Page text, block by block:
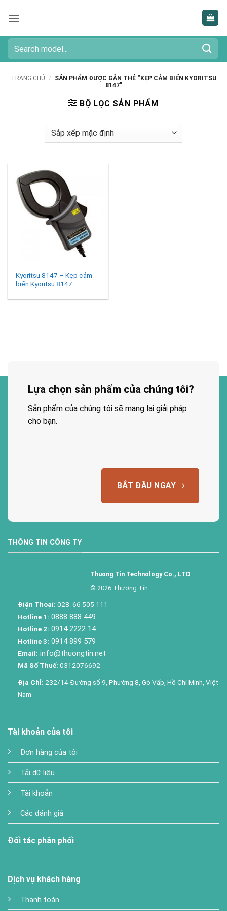
qua
dung
Tìm
kiếm:
TRANG CHỦ /
SẢN PHẨM ĐƯỢC GẮN THẺ “KẸP CẢM BIẾN KYORITSU
8147”
BỘ LỌC SẢN PHẨM
Kyoritsu 8147 – Kẹp cảm
biến Kyoritsu 8147
Lựa chọn sản phẩm của chúng tôi?
Sản phẩm của chúng tôi sẽ mang lại giải pháp
cho bạn.
BẮT ĐẦU NGAY
THÔNG TIN CÔNG TY
Thuong Tin Technology Co., LTD
© 2026 Thương Tín
Điện Thoại: 028. 66 505 111
Hotline 1: 0888 888 449
Hotline 2: 0914 2222 14
Hotline 3: 0914 899 579
Email: info@thuongtin.net
Mã Số Thuế: 0312076692
Địa Chỉ: 232/14 Đường số 9, Phường 8, Gò Vấp, Hồ Chí Minh, Việt
Nam
Tài khoản của tôi
Đơn hàng của tôi
Tải dữ liệu
Tài khoản
Các đánh giá
Đối tác phân phối
Dịch vụ khách hàng
Thanh toán